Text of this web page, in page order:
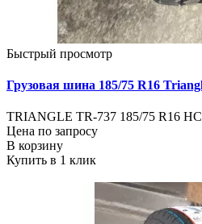
Быстрый просмотр
Грузовая шина 185/75 R16
TRIANGLE TR-737 185/75 R16
Цена по запросу
В корзину
Купить в 1 клик